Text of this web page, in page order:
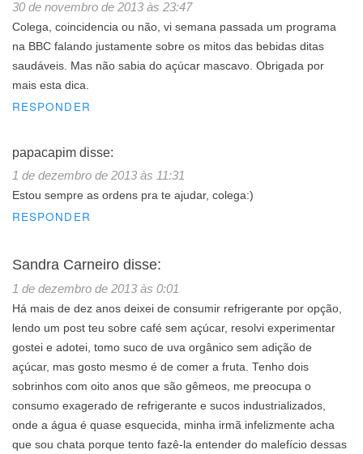
30 de novembro de 2013 às 23:47
Colega, coincidencia ou não, vi semana passada um programa
na BBC falando justamente sobre os mitos das bebidas ditas
saudáveis. Mas não sabia do açúcar mascavo. Obrigada por
mais esta dica.
RESPONDER
papacapim disse:
1 de dezembro de 2013 às 11:31
Estou sempre as ordens pra te ajudar, colega:)
RESPONDER
Sandra Carneiro disse:
1 de dezembro de 2013 às 0:01
Há mais de dez anos deixei de consumir refrigerante por opção,
lendo um post teu sobre café sem açúcar, resolvi experimentar
gostei e adotei, tomo suco de uva orgânico sem adição de
açúcar, mas gosto mesmo é de comer a fruta. Tenho dois
sobrinhos com oito anos que são gêmeos, me preocupa o
consumo exagerado de refrigerante e sucos industrializados,
onde a água é quase esquecida, minha irmã infelizmente acha
que sou chata porque tento fazê-la entender do malefício dessas